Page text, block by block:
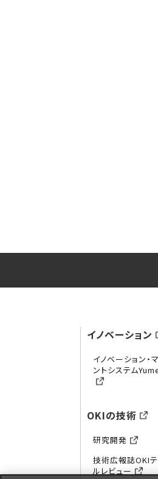
イノベーション
イノベーション・
ントシステム
OKIの技術
研究開発
技術広報誌OKI
ルレビュー